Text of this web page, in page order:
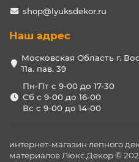
shop@lyuksdekor.ru
Наш адрес
Московская Область г.
11а. пав. 39
Пн-Пт с 9-00 до 17-30
Сб с 9-00 до 16-00
Вс с 9-00 до 14-00
интернет-магазин лепного
материалов Люкс Декор ©